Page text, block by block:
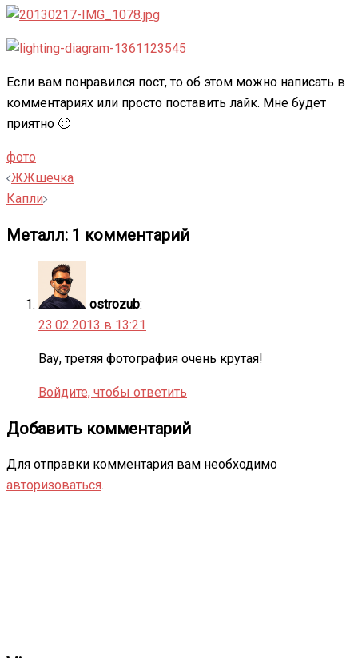
Если вам понравился пост, то об этом можно написать в
комментариях или просто поставить лайк. Мне будет
приятно 🙂
фото
Навигация
записи
ЖЖшечка
Капли
Металл: 1 комментарий
ostrozub:
23.02.2013 в 13:21
Вау, третяя фотография очень крутая!
Войдите, чтобы ответить
Добавить комментарий
Для отправки комментария вам необходимо
авторизоваться.